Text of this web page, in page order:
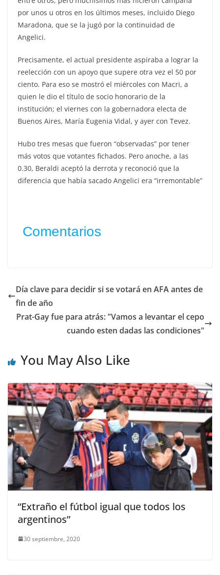
por unos u otros en los últimos meses, incluido Diego
Maradona, que se la jugó por la continuidad de
Angelici.
Precisamente, el actual presidente aspiraba a lograr la
reelección con un apoyo que supere otra vez el 50 por
ciento. Para eso se mostró el miércoles con Macri, a
quien le dio el título de socio honorario de la
institución; el viernes con la gobernadora electa de
Buenos Aires, María Eugenia Vidal, y ayer con Tevez.
Hubo tres mesas que fueron “observadas” por tener
más votos que votantes fichados. Pero anoche, a las
0.30, Beraldi aceptó la derrota y reconoció que la
diferencia que había sacado Angelici era “irremontable”
Comentarios
Día clave para decidir si se votará en AFA antes de
fin de año
Prat-Gay fue para atrás: "Vamos a levantar el cepo
cuando esten dadas las condiciones"
You May Also Like
“Extraño el fútbol igual que todos los
argentinos”
30 septiembre, 2020